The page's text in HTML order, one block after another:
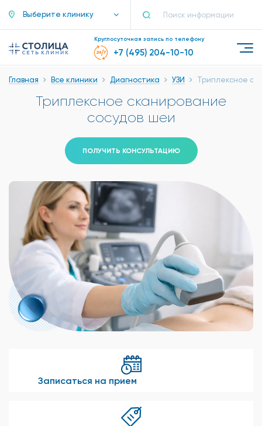
Выберите клинику
Круглосуточная запись по телефону
+7 (495) 204-10-10
Главная Все клиники Диагностика УЗИ Триплексное
Триплексное сканирование
сосудов шеи
ПОЛУЧИТЬ КОНСУЛЬТАЦИЮ
Записаться на прием